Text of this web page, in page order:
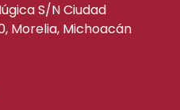
S/N Ciudad
Morelia, Michoacán